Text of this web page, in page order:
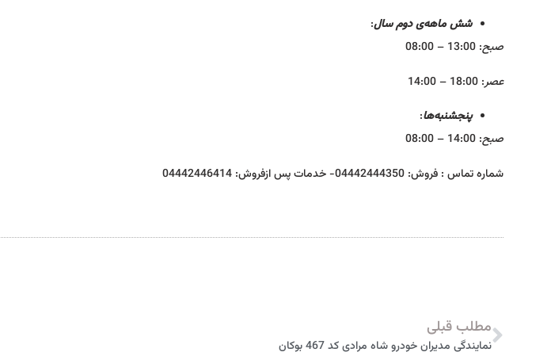
شش ماهه‌ی دوم سال:
صبح: 13:00 – 08:00
عصر: 18:00 – 14:00
پنجشنبه‌ها:
صبح: 14:00 – 08:00
شماره تماس : فروش: 04442444350- خدمات پس ازفروش: 04442446414
مطلب قبلی
نمایندگی مدیران خودرو شاه مرادی کد 467 بوکان